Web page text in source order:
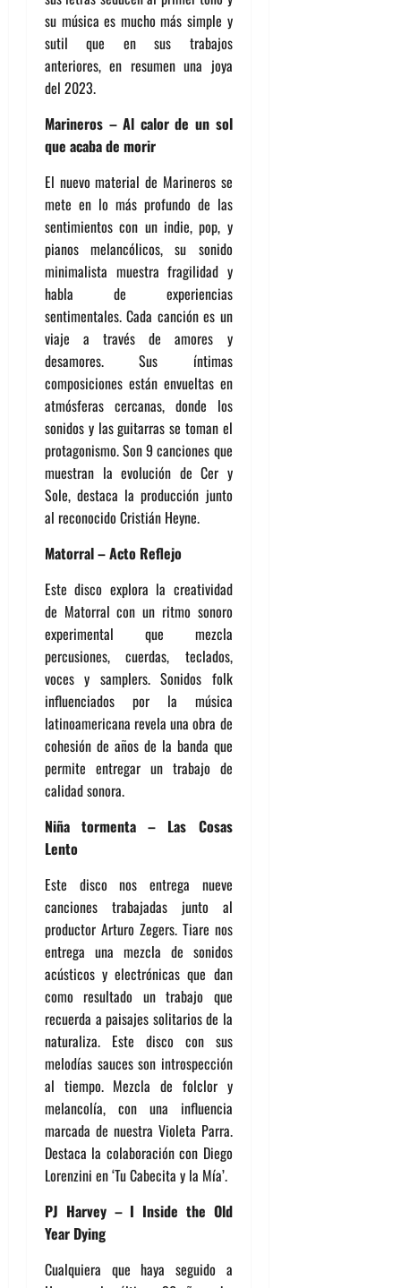
su música es mucho más simple y
sutil que en sus trabajos
anteriores, en resumen una joya
del 2023.
Marineros – Al calor de un sol
que acaba de morir
El nuevo material de Marineros se
mete en lo más profundo de las
sentimientos con un indie, pop, y
pianos melancólicos, su sonido
minimalista muestra fragilidad y
habla de experiencias
sentimentales. Cada canción es un
viaje a través de amores y
desamores. Sus íntimas
composiciones están envueltas en
atmósferas cercanas, donde los
sonidos y las guitarras se toman el
protagonismo. Son 9 canciones que
muestran la evolución de Cer y
Sole, destaca la producción junto
al reconocido Cristián Heyne.
Matorral – Acto Reflejo
Este disco explora la creatividad
de Matorral con un ritmo sonoro
experimental que mezcla
percusiones, cuerdas, teclados,
voces y samplers. Sonidos folk
influenciados por la música
latinoamericana revela una obra de
cohesión de años de la banda que
permite entregar un trabajo de
calidad sonora.
Niña tormenta – Las Cosas
Lento
Este disco nos entrega nueve
canciones trabajadas junto al
productor Arturo Zegers. Tiare nos
entrega una mezcla de sonidos
acústicos y electrónicas que dan
como resultado un trabajo que
recuerda a paisajes solitarios de la
naturaliza. Este disco con sus
melodías sauces son introspección
al tiempo. Mezcla de folclor y
melancolía, con una influencia
marcada de nuestra Violeta Parra.
Destaca la colaboración con Diego
Lorenzini en ‘Tu Cabecita y la Mía’.
PJ Harvey – I Inside the Old
Year Dying
Cualquiera que haya seguido a